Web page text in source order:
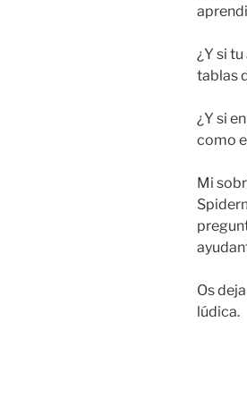
¿Y si
tablas
¿Y si
como
Mi
Os
lúdica.